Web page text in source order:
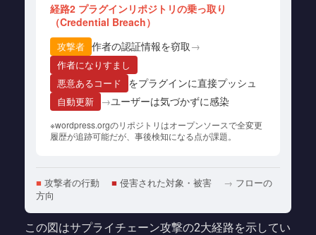
経路2 プラグインリポジトリの乗っ取り
（Credential Breach）
攻撃者 作者の認証情報を窃取 →
作者になりすまし
悪意あるコード
をプラグインに直接プッシュ
自動更新 →ユーザーは気づかずに感染
※wordpress.orgのリポジトリはオープンソースで全変更
履歴が追跡可能だが、事後検知になる点が課題。
■ 攻撃者の行動 ■ 侵害された対象・被害 → フローの
方向
この図はサプライチェーン攻撃の2大経路を示してい